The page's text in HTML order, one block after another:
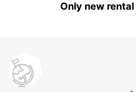
Only new